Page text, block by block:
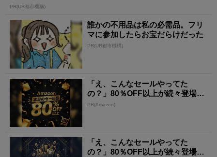
PR(UR都市機構)
誰かの不用品は私の必需品。フリ
マに参加したらお宝だらけだった
PR(UR都市機構)
「え、こんなセールやってた
の？」80％OFF以上が続々登場！
Amazonの本気が...
PR(Amazon)
「え、こんなセールやってた
の？」80％OFF以上が続々登場！